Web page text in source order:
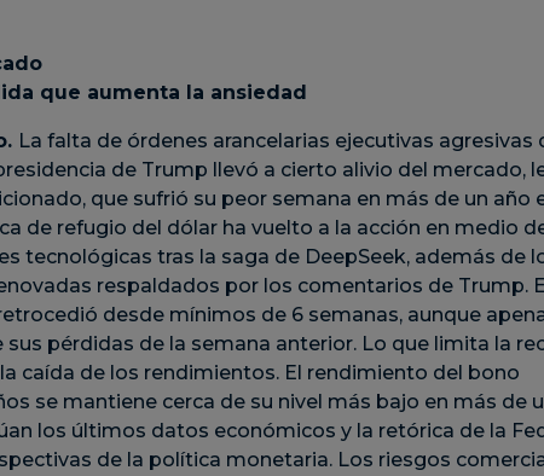
que aumenta la ansiedad
La falta de órdenes arancelarias ejecutivas agresivas
de Trump llevó a cierto alivio del mercado,
que sufrió su peor semana en más de un año
de refugio del dólar ha vuelto a la acción en medio
tecnológicas tras la saga de DeepSeek, además de
respaldados por los comentarios de Trump.
desde mínimos de 6 semanas, aunque
pérdidas de la semana anterior. Lo que limita la
caída de los rendimientos. El rendimiento del bono
se mantiene cerca de su nivel más bajo en más de
los últimos datos económicos y la retórica de la
de la política monetaria. Los riesgos